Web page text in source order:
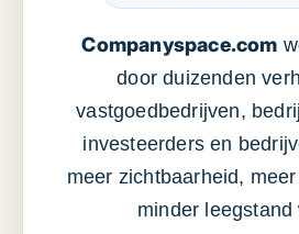
Companyspace.com
door duizenden
vastgoedbedrijven,
investeerders en
meer zichtbaarheid,
minder leegstand